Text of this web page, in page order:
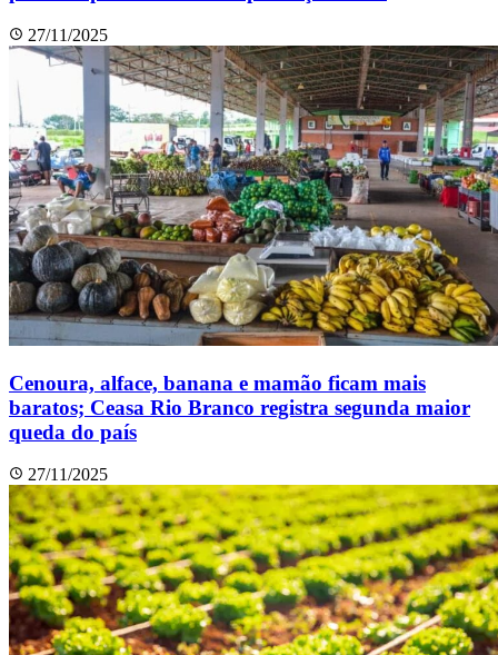
27/11/2025
Cenoura, alface, banana e mamão ficam mais
baratos; Ceasa Rio Branco registra segunda maior
queda do país
27/11/2025